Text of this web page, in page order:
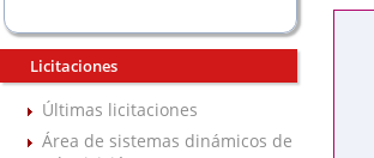
Licitaciones
Últimas licitaciones
Área de sistemas dinámicos de